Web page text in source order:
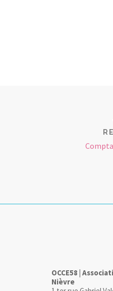
OCCE58 |
Nièvre